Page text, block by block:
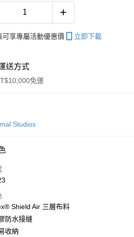
可享專屬活動優惠價 立即下載
送方式
免運
次付款
家取貨
Studios
Shield Air 三層布料
防水接縫
收納